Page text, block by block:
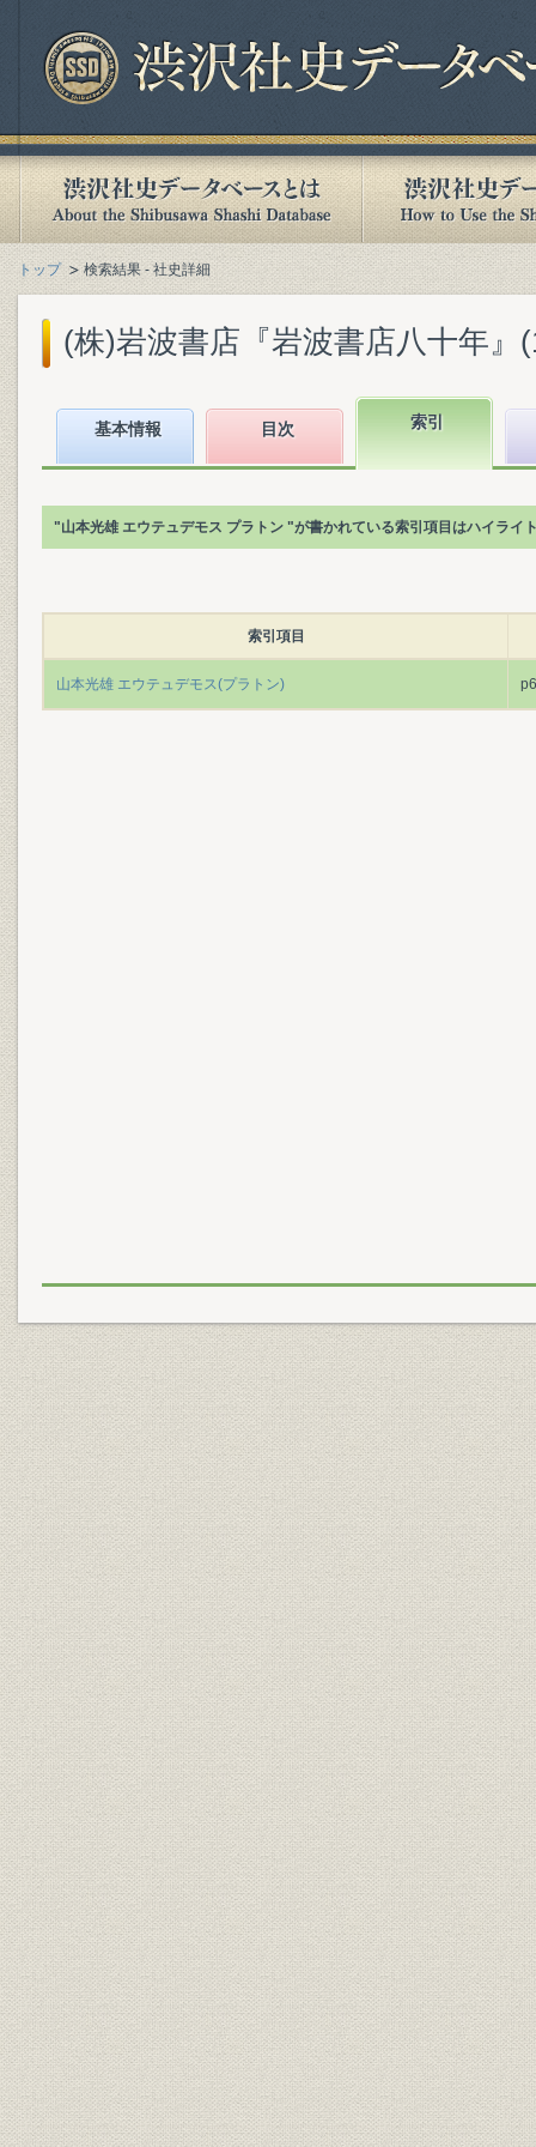
トップ 検索結果 - 社史詳細
(株)岩波書店『岩波書店八十年』
基本情報 目次 索引
"山本光雄 エウテュデモス プラトン "が書かれている索引項目はハイライ
索引項目
山本光雄 エウテュデモス(プラトン)